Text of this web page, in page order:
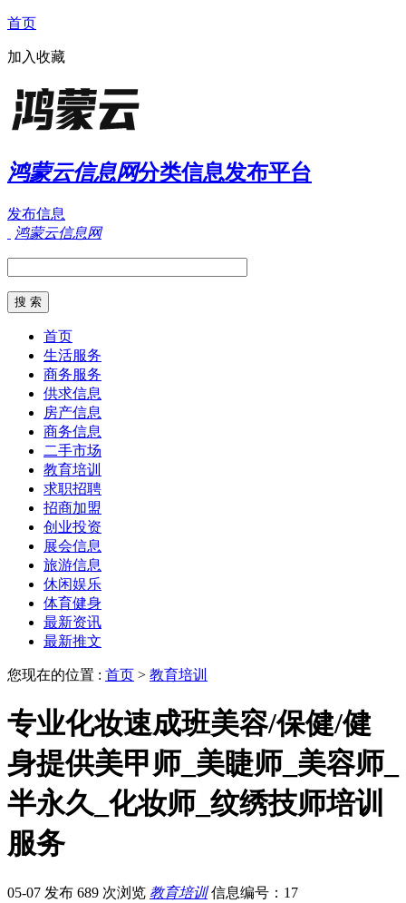
首页
加入收藏
鸿蒙云信息网分类信息发布平台
发布信息
鸿蒙云信息网
首页
生活服务
商务服务
供求信息
房产信息
商务信息
二手市场
教育培训
求职招聘
招商加盟
创业投资
展会信息
旅游信息
休闲娱乐
体育健身
最新资讯
最新推文
您现在的位置 : 首页 > 教育培训
专业化妆速成班美容/保健/健
身提供美甲师_美睫师_美容师_
半永久_化妆师_纹绣技师培训
服务
05-07 发布 689 次浏览 教育培训 信息编号：17